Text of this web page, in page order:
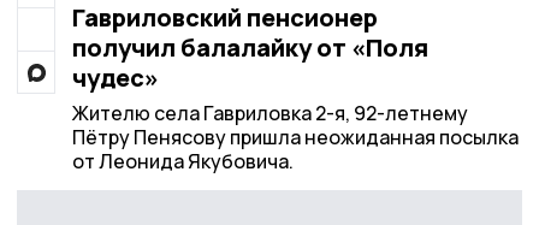
Гавриловский пенсионер
получил балалайку от «Поля
чудес»
Жителю села Гавриловка 2-я, 92-летнему
Пётру Пенясову пришла неожиданная посылка
от Леонида Якубовича.